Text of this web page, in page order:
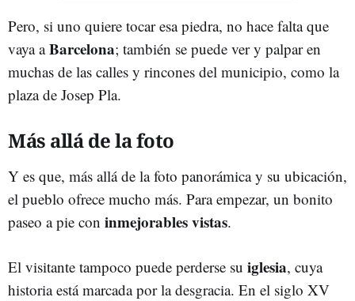
Pero, si uno quiere tocar esa piedra, no hace falta que
vaya aBarcelona; también se puede ver y palpar en
muchas de las calles y rincones del municipio, como la
plaza de Josep Pla.
Más allá de la foto
Y es que, más allá de la foto panorámica y su ubicación,
el pueblo ofrece mucho más. Para empezar, un bonito
paseo a pie con inmejorables vistas.
El visitante tampoco puede perderse su iglesia, cuya
historia está marcada por la desgracia. En el siglo XV